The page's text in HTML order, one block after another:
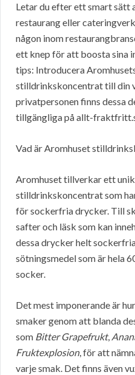
Letar du efter ett smart sätt
restaurang eller
någon inom
ett knep för att boosta sina
tips: Introducera
stilldrinkskoncentrat till din
privatpersonen finns dessa
tillgängliga på allt-
Vad är Aromhuset
Aromhuset tillverkar ett
stilldrinkskoncentrat som
för sockerfria drycker. Till
safter och läsk som kan
dessa drycker helt
sötningsmedel som är hela
socker.
Det mest imponerande är
smaker genom att blanda
som Bitter Grapefrukt,
Fruktexplosion, för att
varje smak. Det finns även